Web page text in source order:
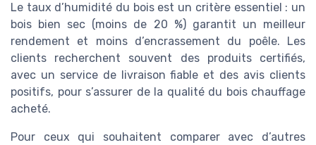
Le taux d’humidité du bois est un critère essentiel : un
bois bien sec (moins de 20 %) garantit un meilleur
rendement et moins d’encrassement du poêle. Les
clients recherchent souvent des produits certifiés,
avec un service de livraison fiable et des avis clients
positifs, pour s’assurer de la qualité du bois chauffage
acheté.
Pour ceux qui souhaitent comparer avec d’autres